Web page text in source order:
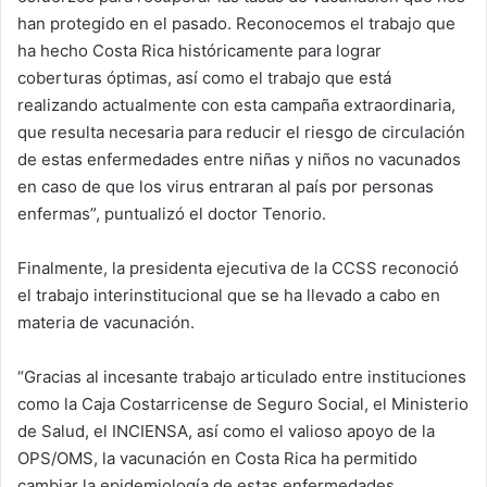
han protegido en el pasado. Reconocemos el trabajo que
ha hecho Costa Rica históricamente para lograr
coberturas óptimas, así como el trabajo que está
realizando actualmente con esta campaña extraordinaria,
que resulta necesaria para reducir el riesgo de circulación
de estas enfermedades entre niñas y niños no vacunados
en caso de que los virus entraran al país por personas
enfermas”, puntualizó el doctor Tenorio.
Finalmente, la presidenta ejecutiva de la CCSS reconoció
el trabajo interinstitucional que se ha llevado a cabo en
materia de vacunación.
“Gracias al incesante trabajo articulado entre instituciones
como la Caja Costarricense de Seguro Social, el Ministerio
de Salud, el INCIENSA, así como el valioso apoyo de la
OPS/OMS, la vacunación en Costa Rica ha permitido